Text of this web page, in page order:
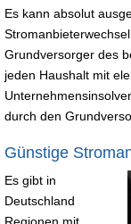
Es kann absolut
Grundversorger des
jeden Haushalt mit
durch den
Günstige
Es gibt in
Deutschland
Regionen mit